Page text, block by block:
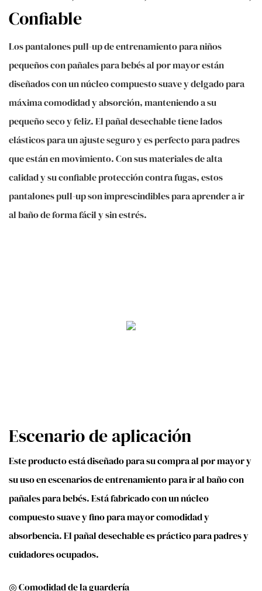
Confiable
Los pantalones pull-up de entrenamiento para niños
pequeños con pañales para bebés al por mayor están
diseñados con un núcleo compuesto suave y delgado para
máxima comodidad y absorción, manteniendo a su
pequeño seco y feliz. El pañal desechable tiene lados
elásticos para un ajuste seguro y es perfecto para padres
que están en movimiento. Con sus materiales de alta
calidad y su confiable protección contra fugas, estos
pantalones pull-up son imprescindibles para aprender a ir
al baño de forma fácil y sin estrés.
Escenario de aplicación
Este producto está diseñado para su compra al por mayor y
su uso en escenarios de entrenamiento para ir al baño con
pañales para bebés. Está fabricado con un núcleo
compuesto suave y fino para mayor comodidad y
absorbencia. El pañal desechable es práctico para padres y
cuidadores ocupados.
◎ Comodidad de la guardería